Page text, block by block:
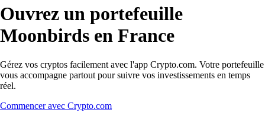
Ouvrez un portefeuille
Moonbirds en France
Gérez vos cryptos facilement avec l'app Crypto.com. Votre portefeuille
vous accompagne partout pour suivre vos investissements en temps
réel.
Commencer avec Crypto.com